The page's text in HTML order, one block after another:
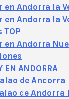
en Andorra la
en Andorra la
TOP
en Andorra
EN ANDORRA
de Andorra
de Andorra